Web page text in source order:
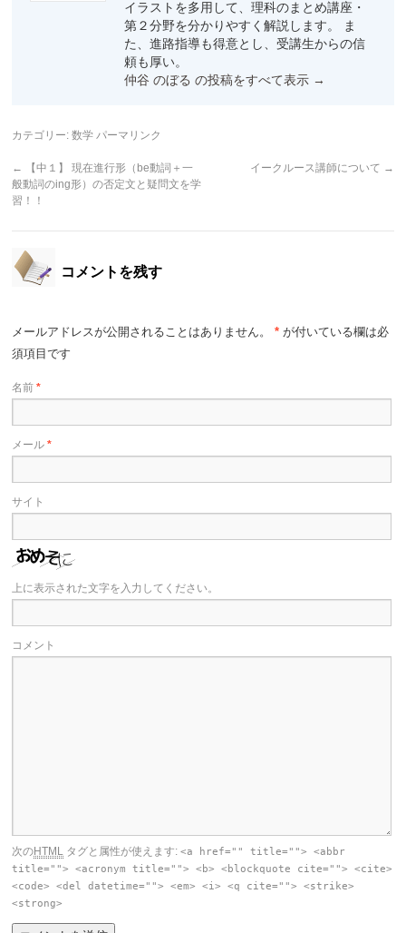
イラストを多用して、理科のまとめ講座・
第２分野を分かりやすく解説します。 ま
た、進路指導も得意とし、受講生からの信
頼も厚い。
仲谷 のぼる の投稿をすべて表示 →
カテゴリー:数学 パーマリンク
←
【中１】 現在進行形（be動詞＋一
般動詞のing形）の否定文と疑問文を学
習！！
イークルース講師について →
コメントを残す
メールアドレスが公開されることはありません。 * が付いている欄は必
須項目です
名前*
メール*
サイト
上に表示された文字を入力してください。
コメント
次のHTML タグと属性が使えます:<a href="" title=""> <abbr
title=""> <acronym title=""> <b> <blockquote cite=""> <cite>
<code> <del datetime=""> <em> <i> <q cite=""> <strike>
<strong>